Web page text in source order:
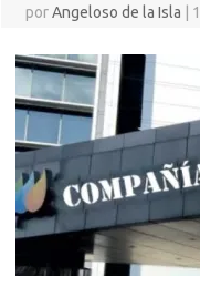
porAngeloso de la Isla